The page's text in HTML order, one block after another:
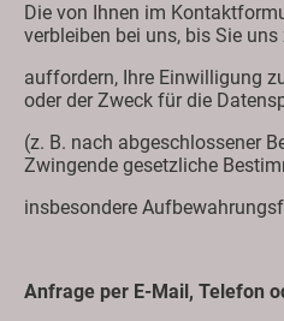
Die von Ihnen im
verbleiben bei uns, bis Sie
auffordern, Ihre Einwilligung
oder der Zweck für die
(z. B. nach abgeschlossener
Zwingende gesetzliche
insbesondere
Anfrage per E-Mail, Telefon